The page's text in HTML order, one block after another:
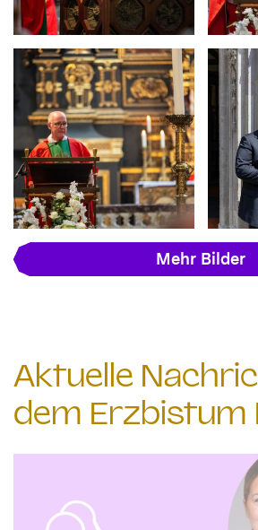
Mehr Bilder
Aktuelle
dem Erzbistum